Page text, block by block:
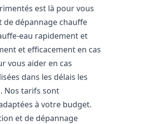
est là pour vous
de dépannage chauffe
eau rapidement et
et efficacement en cas
vous aider en cas
dans les délais les
Nos tarifs sont
à votre budget.
et de dépannage